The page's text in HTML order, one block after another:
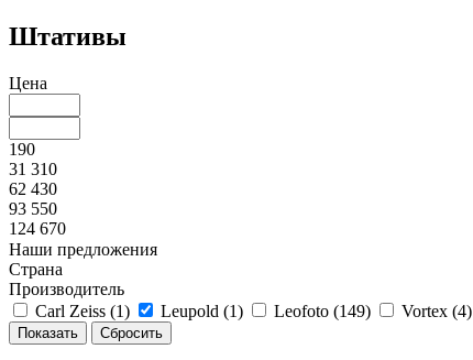
Штативы
Цена
190
31 310
62 430
93 550
124 670
Наши предложения
Страна
Производитель
Carl Zeiss (1) Leupold (1) Leofoto (149) Vortex (4)